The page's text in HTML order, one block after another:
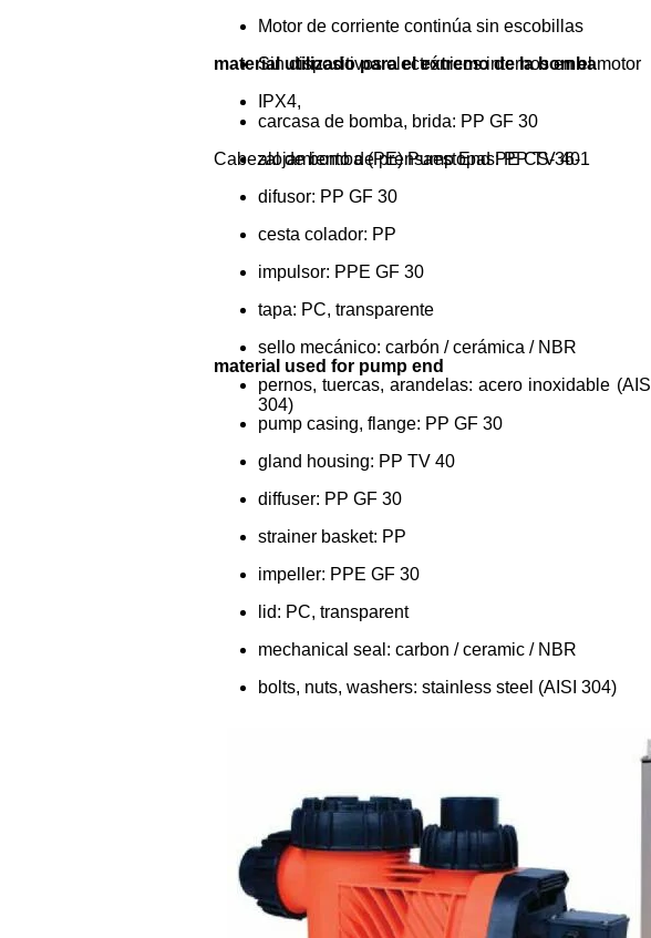
Motor de corriente continúa sin escobillas
Sin dispositivos electrónicos internos en el motor
IPX4,
Cabezal de bomba (PE) Pump End PE CS-36-1
material used for pump end
pump casing, flange: PP GF 30
gland housing: PP TV 40
diffuser: PP GF 30
strainer basket: PP
impeller: PPE GF 30
lid: PC, transparent
mechanical seal: carbon / ceramic / NBR
bolts, nuts, washers: stainless steel (AISI 304)
material utilizado para el extremo de la bomba
carcasa de bomba, brida: PP GF 30
alojamiento de prensaestopas: PP TV 40
difusor: PP GF 30
cesta colador: PP
impulsor: PPE GF 30
tapa: PC, transparente
sello mecánico: carbón / cerámica / NBR
pernos, tuercas, arandelas: acero inoxidable (AISI
304)